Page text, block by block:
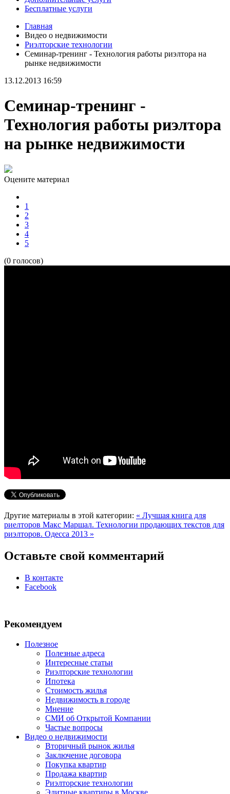
Бесплатные услуги
Главная
Видео о недвижимости
Риэлторские технологии
Семинар-тренинг - Технология работы риэлтора на
рынке недвижимости
13.12.2013 16:59
Семинар-тренинг -
Технология работы риэлтора
на рынке недвижимости
Оцените материал
1
2
3
4
5
(0 голосов)
Другие материалы в этой категории: « Лучшая книга для
риелторов Макс Маршал. Технологии продающих текстов для
риэлторов. Одесса 2013 »
Оставьте свой комментарий
В контакте
Facebook
Рекомендуем
Полезное
Полезные адреса
Интересные статьи
Риэлторские технологии
Ипотека
Стоимость жилья
Недвижимость в городе
Мнение
СМИ об Открытой Компании
Частые вопросы
Видео о недвижимости
Вторичный рынок жилья
Заключение договора
Покупка квартир
Продажа квартир
Риэлторские технологии